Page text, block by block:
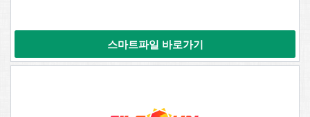
스마트파일 바로가기